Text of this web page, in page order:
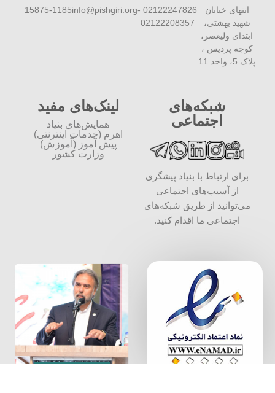
انتهای خیابان
شهید بهشتی،
ابتدای ولیعصر،
کوچه پردیس ،
پلاک 5، واحد 11
02122247826 -
02122208357
info@pishgiri.org
15875-1185
شبکه‌های
اجتماعی
برای ارتباط با بنیاد پیشگری
از آسیب‌های اجتماعی
می‌توانید از طریق شبکه‌‎های
اجتماعی ما اقدام کنید.
لینک‌های مفید
همایش‌های بنیاد
اهرم (خدمات اینترنتی)
پیش آموز (آموزش)
وزارت کشور